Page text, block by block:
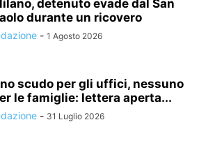
detenuto evade dal San
durante un ricovero
- 1 Agosto 2026
scudo per gli uffici, nessuno
le famiglie: lettera aperta...
- 31 Luglio 2026